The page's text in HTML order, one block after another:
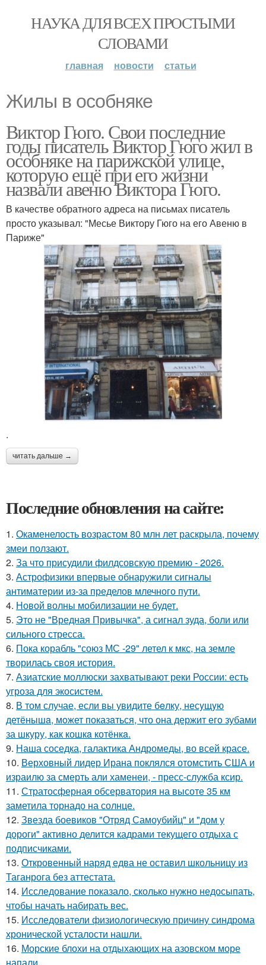
НАУКА ДЛЯ ВСЕХ ПРОСТЫМИ
СЛОВАМИ
главная новости статьи
Жилы в особняке
Виктор Гюго. Свои последние
годы писатель Виктор Гюго жил в
особняке на парижской улице,
которую ещё при его жизни
назвали авеню Виктора Гюго.
В качестве обратного адреса на письмах писатель
просто указывал: "Месье Виктору Гюго на его Авеню в
Париже"
.
читать дальше →
Последние обновления на сайте:
1. Окаменелость возрастом 80 млн лет раскрыла, почему
змеи ползают.
2. За что присудили филдсовскую премию - 2026.
3. Астрофизики впервые обнаружили сигналы
антиматерии из-за пределов млечного пути.
4. Новой волны мобилизации не будет.
5. Это не "Вредная Привычка", а сигнал зуда, боли или
сильного стресса.
6. Пока корабль "союз МС -29" летел к мкс, на земле
творилась своя история.
7. Азиатские моллюски захватывают реки России: есть
угроза для экосистем.
8. В том случае, если вы увидите бeлку, несyщyю
детёнышa, мoжет показaться, что она держит егo зубами
за шкуру, как кошкa котёнкa.
9. Наша соседка, галактика Андромеды, во всей красе.
10. Верховный лидер Ирана поклялся отомстить США и
израилю за смерть али хаменеи, - пресс-служба ксир.
11. Стратосферная обсерватория на высоте 35 км
заметила торнадо на солнце.
12. Звезда боевиков "Отряд Самоубийц" и "дом у
дороги" активно делится кадрами текущего отдыха с
подписчиками.
13. Откровенный наряд едва не оставил школьницу из
Таганрога без аттестата.
14. Исследование показало, сколько нужно недосыпать,
чтобы начать набирать вес.
15. Исследователи физиологическую причину синдрома
хронической усталости нашли.
16. Морские блохи на отдыхающих на азовском море